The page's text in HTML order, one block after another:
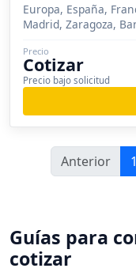
Europa, España,
Madrid, Zaragoza,
Precio
Cotizar
Precio bajo solicitud
Anterior 1
Guías para
cotizar